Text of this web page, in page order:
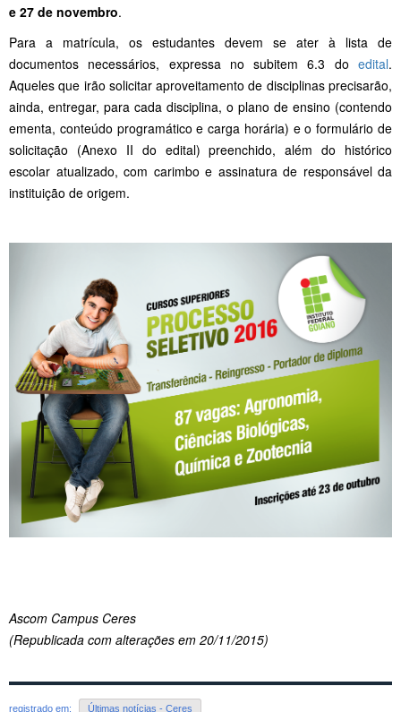
e 27 de novembro.
Para a matrícula, os estudantes devem se ater à lista de
documentos necessários, expressa no subitem 6.3 do edital.
Aqueles que irão solicitar aproveitamento de disciplinas precisarão,
ainda, entregar, para cada disciplina, o plano de ensino (contendo
ementa, conteúdo programático e carga horária) e o formulário de
solicitação (Anexo II do edital) preenchido, além do histórico
escolar atualizado, com carimbo e assinatura de responsável da
instituição de origem.
Ascom Campus Ceres
(Republicada com alterações em 20/11/2015)
registrado em: Últimas notícias - Ceres